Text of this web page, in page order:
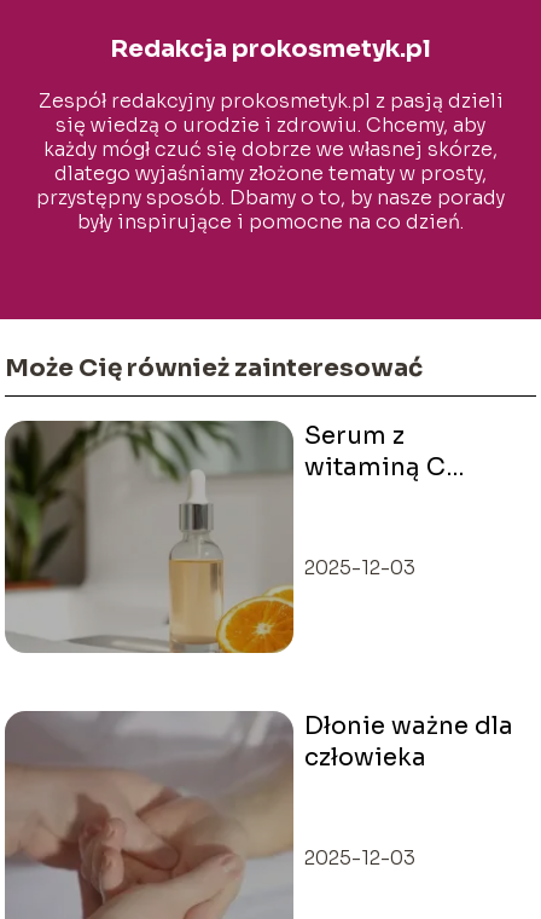
Redakcja prokosmetyk.pl
Zespół redakcyjny prokosmetyk.pl z pasją dzieli
się wiedzą o urodzie i zdrowiu. Chcemy, aby
każdy mógł czuć się dobrze we własnej skórze,
dlatego wyjaśniamy złożone tematy w prosty,
przystępny sposób. Dbamy o to, by nasze porady
były inspirujące i pomocne na co dzień.
Może Cię również zainteresować
Serum z
witaminą C
twarzy?
2025-12-03
Dłonie ważne dla
człowieka
2025-12-03